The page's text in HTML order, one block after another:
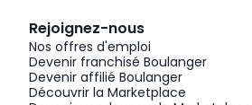
Rejoignez-nous
Nos offres d'emploi
Devenir franchisé Boulanger
Devenir affilié Boulanger
Découvrir la Marketplace